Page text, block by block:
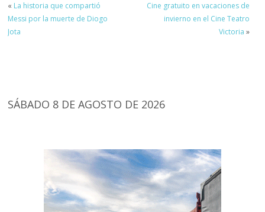
« La historia que compartió
Messi por la muerte de Diogo
Jota
Cine gratuito en vacaciones de
invierno en el Cine Teatro
Victoria »
SÁBADO 8 DE AGOSTO DE 2026